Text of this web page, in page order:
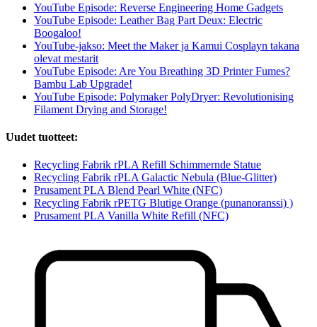
YouTube Episode: Reverse Engineering Home Gadgets
YouTube Episode: Leather Bag Part Deux: Electric
Boogaloo!
YouTube-jakso: Meet the Maker ja Kamui Cosplayn takana
olevat mestarit
YouTube Episode: Are You Breathing 3D Printer Fumes?
Bambu Lab Upgrade!
YouTube Episode: Polymaker PolyDryer: Revolutionising
Filament Drying and Storage!
Uudet tuotteet:
Recycling Fabrik rPLA Refill Schimmernde Statue
Recycling Fabrik rPLA Galactic Nebula (Blue-Glitter)
Prusament PLA Blend Pearl White (NFC)
Recycling Fabrik rPETG Blutige Orange (punanoranssi) )
Prusament PLA Vanilla White Refill (NFC)